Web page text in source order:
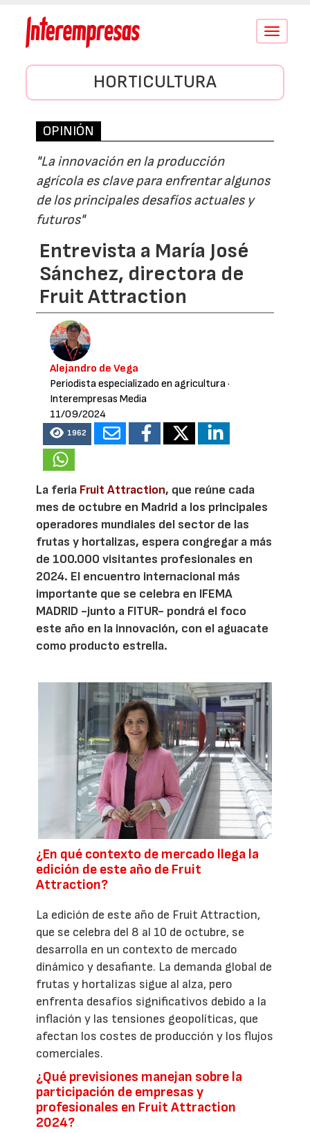
Conmutar
HORTICULTURA
OPINIÓN
"La innovación en la producción
agrícola es clave para enfrentar algunos
de los principales desafíos actuales y
futuros"
Entrevista a María José
Sánchez, directora de
Fruit Attraction
Alejandro de Vega
Periodista especializado en agricultura·
Interempresas Media
11/09/2024
1962
La feria Fruit Attraction, que reúne cada
mes de octubre en Madrid a los principales
operadores mundiales del sector de las
frutas y hortalizas, espera congregar a más
de 100.000 visitantes profesionales en
2024. El encuentro internacional más
importante que se celebra en IFEMA
MADRID -junto a FITUR- pondrá el foco
este año en la innovación, con el aguacate
como producto estrella.
¿En qué contexto de mercado llega la
edición de este año de Fruit
Attraction?
La edición de este año de Fruit Attraction,
que se celebra del 8 al 10 de octubre, se
desarrolla en un contexto de mercado
dinámico y desafiante. La demanda global de
frutas y hortalizas sigue al alza, pero
enfrenta desafíos significativos debido a la
inflación y las tensiones geopolíticas, que
afectan los costes de producción y los flujos
comerciales.
¿Qué previsiones manejan sobre la
participación de empresas y
profesionales en Fruit Attraction
2024?